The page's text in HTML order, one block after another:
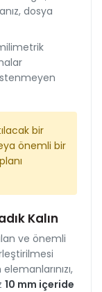
dosya
bir
önemli bir
Kalın
ve önemli
10 mm içeride